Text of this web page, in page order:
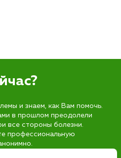
и знаем, как Вам помочь.
в прошлом преодолели
все стороны болезни.
профессиональную